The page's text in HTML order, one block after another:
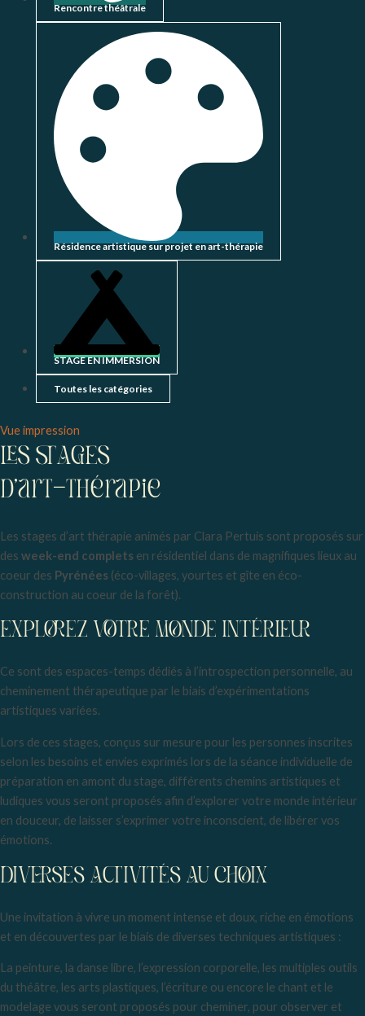
Rencontre théâtrale
Résidence artistique sur projet en art-thérapie
STAGE EN IMMERSION
Toutes les catégories
Vueimpression
LES STAGES
d'art-thérapie
Les stages d’art thérapie animés par Clara Pertuis sont proposés sur
des week-end complets en résidentiel dans de magnifiques lieux au
coeur des Pyrénées (éco-villages, yourtes et gîte en éco-
construction au coeur de la forêt).
EXPLOREZ VOTRE MONDE INTÉRIEUR
Ce sont des espaces-temps dédiés à l’introspection personnelle, au
cheminement thérapeutique par le biais d’expérimentations
artistiques variées.
Lors de ces stages, conçus sur mesure pour les personnes inscrites
selon les besoins et envies exprimés lors de la séance individuelle de
préparation en amont du stage, différents chemins artistiques et
ludiques vous seront proposés afin d’explorer votre monde intérieur
en douceur, de laisser s’exprimer votre inconscient, de libérer vos
émotions.
DIVERSES ACTIVITÉS AU CHOIX
Une invitation à vivre un moment intense et doux, riche en émotions
et en découvertes par le biais de diverses techniques artistiques :
La peinture, la danse libre, l’expression corporelle, les multiples outils
du théâtre, les arts plastiques, l’écriture ou encore le chant et le
modelage vous seront proposés pour cheminer, pour observer et